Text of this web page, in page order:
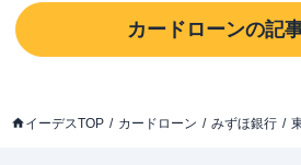
カードローンの記
イーデスTOP カードローン みずほ銀行